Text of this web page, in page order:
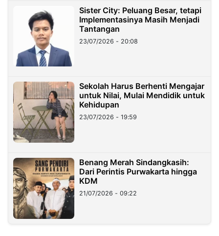
Sister City: Peluang Besar, tetapi
Implementasinya Masih Menjadi
Tantangan
23/07/2026 - 20:08
Sekolah Harus Berhenti Mengajar
untuk Nilai, Mulai Mendidik untuk
Kehidupan
23/07/2026 - 19:59
Benang Merah Sindangkasih:
Dari Perintis Purwakarta hingga
KDM
21/07/2026 - 09:22